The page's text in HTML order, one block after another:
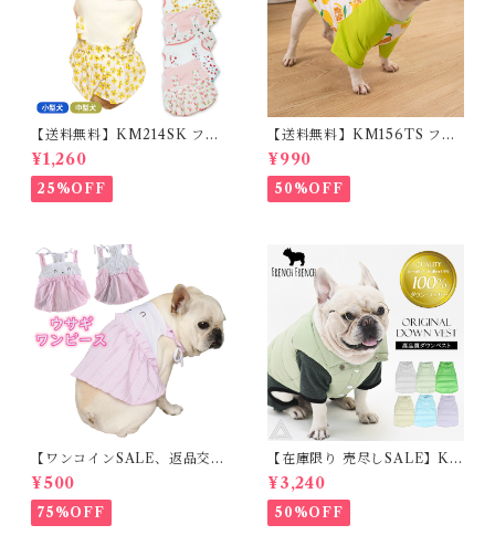
【送料無料】KM214SK フレ
ブル 女の子 スカート ワンピー
ス夏 フリル 犬服 ドックウェア
¥1,260
25%OFF
【送料無料】KM156TS フレ
ブル Tシャツ フレンチブルド
ック レモン柄 犬服 ドックウェ
ア
¥990
50%OFF
【ワンコインSALE、返品交換
不可】KM171SK フレンチブ
ルドック 犬服 女の子 ピンク
スカート
¥500
75%OFF
【在庫限り 売尽しSALE】K
M952Tダウンベスト 100%ダ
ウン・フェザー 犬 犬服 ダウン
ジャケット ベスト フレンチブ
ルドッグ 冬服 極暖 暖かい 可
¥3,240
50%OFF